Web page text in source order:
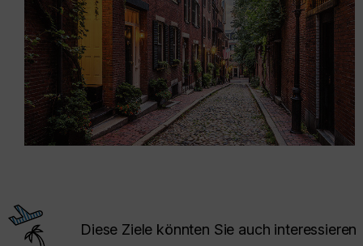
Diese Ziele könnten Sie auch interessieren